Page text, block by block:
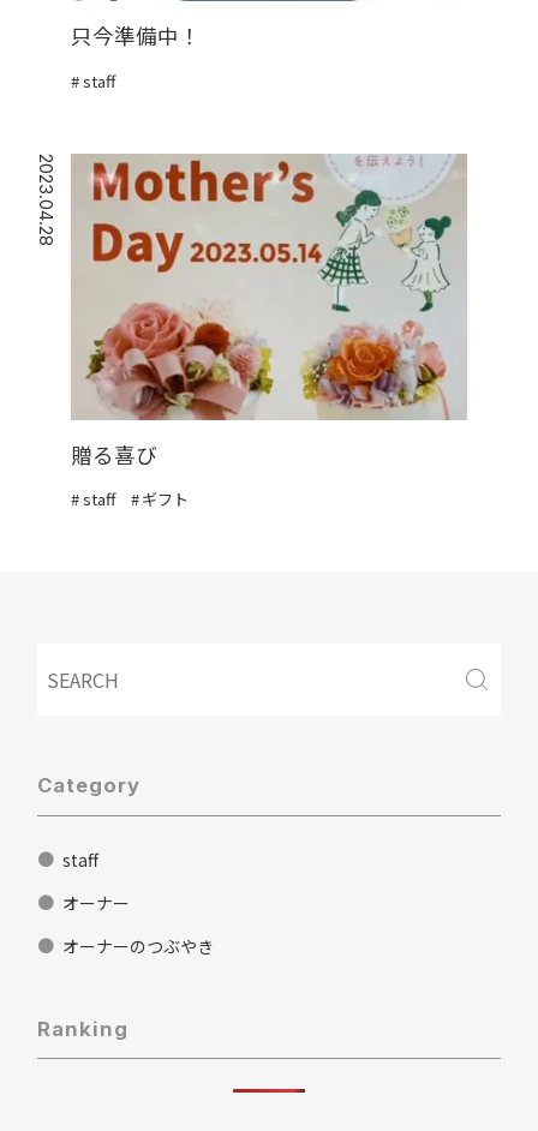
只今準備中！
staff
2023.04.28
贈る喜び
staff ギフト
Category
staff
オーナー
オーナーのつぶやき
Ranking